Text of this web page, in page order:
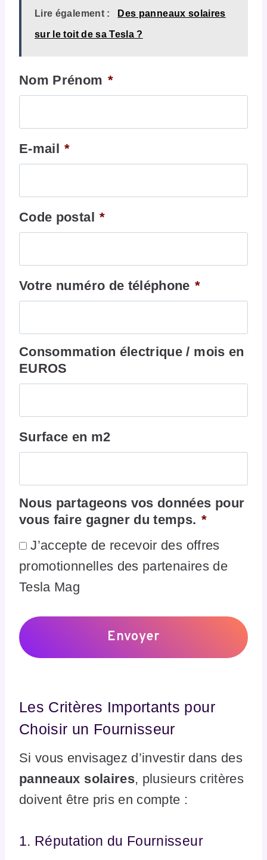
Lire également : Des panneaux solaires
sur le toit de sa Tesla ?
Nom Prénom *
E-mail *
Code postal *
Votre numéro de téléphone *
Consommation électrique / mois en
EUROS
Surface en m2
Nous partageons vos données pour
vous faire gagner du temps. *
J’accepte de recevoir des offres
promotionnelles des partenaires de
Tesla Mag
Les Critères Importants pour
Choisir un Fournisseur
Si vous envisagez d’investir dans des
panneaux solaires, plusieurs critères
doivent être pris en compte :
1. Réputation du Fournisseur